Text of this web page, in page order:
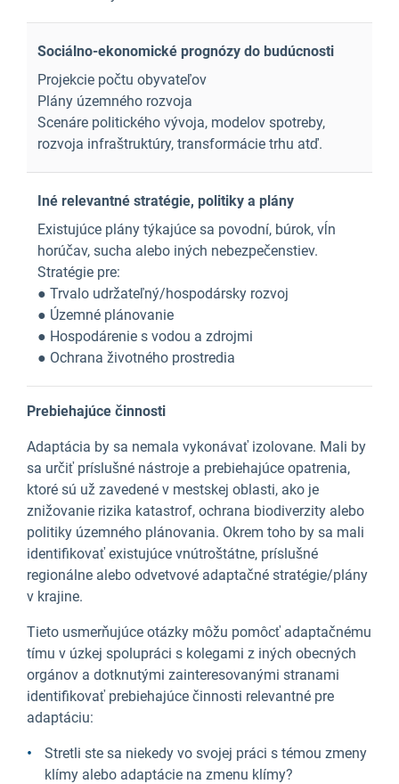
Sociálno-ekonomické prognózy do budúcnosti
Projekcie počtu obyvateľov
Plány územného rozvoja
Scenáre politického vývoja, modelov spotreby,
rozvoja infraštruktúry, transformácie trhu atď.
Iné relevantné stratégie, politiky a plány
Existujúce plány týkajúce sa povodní, búrok, vĺn
horúčav, sucha alebo iných nebezpečenstiev.
Stratégie pre:
● Trvalo udržateľný/hospodársky rozvoj
● Územné plánovanie
● Hospodárenie s vodou a zdrojmi
● Ochrana životného prostredia
Prebiehajúce činnosti
Adaptácia by sa nemala vykonávať izolovane. Mali by
sa určiť príslušné nástroje a prebiehajúce opatrenia,
ktoré sú už zavedené v mestskej oblasti, ako je
znižovanie rizika katastrof, ochrana biodiverzity alebo
politiky územného plánovania. Okrem toho by sa mali
identifikovať existujúce vnútroštátne, príslušné
regionálne alebo odvetvové adaptačné stratégie/plány
v krajine.
Tieto usmerňujúce otázky môžu pomôcť adaptačnému
tímu v úzkej spolupráci s kolegami z iných obecných
orgánov a dotknutými zainteresovanými stranami
identifikovať prebiehajúce činnosti relevantné pre
adaptáciu:
Stretli ste sa niekedy vo svojej práci s témou zmeny
klímy alebo adaptácie na zmenu klímy?